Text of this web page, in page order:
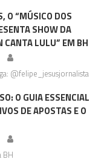
O “MÚSICO DOS
SHOW DA
CANTA LULU” EM BH
@felipe_jesusjornalista
O GUIA ESSENCIAL
DE APOSTAS E O
BH